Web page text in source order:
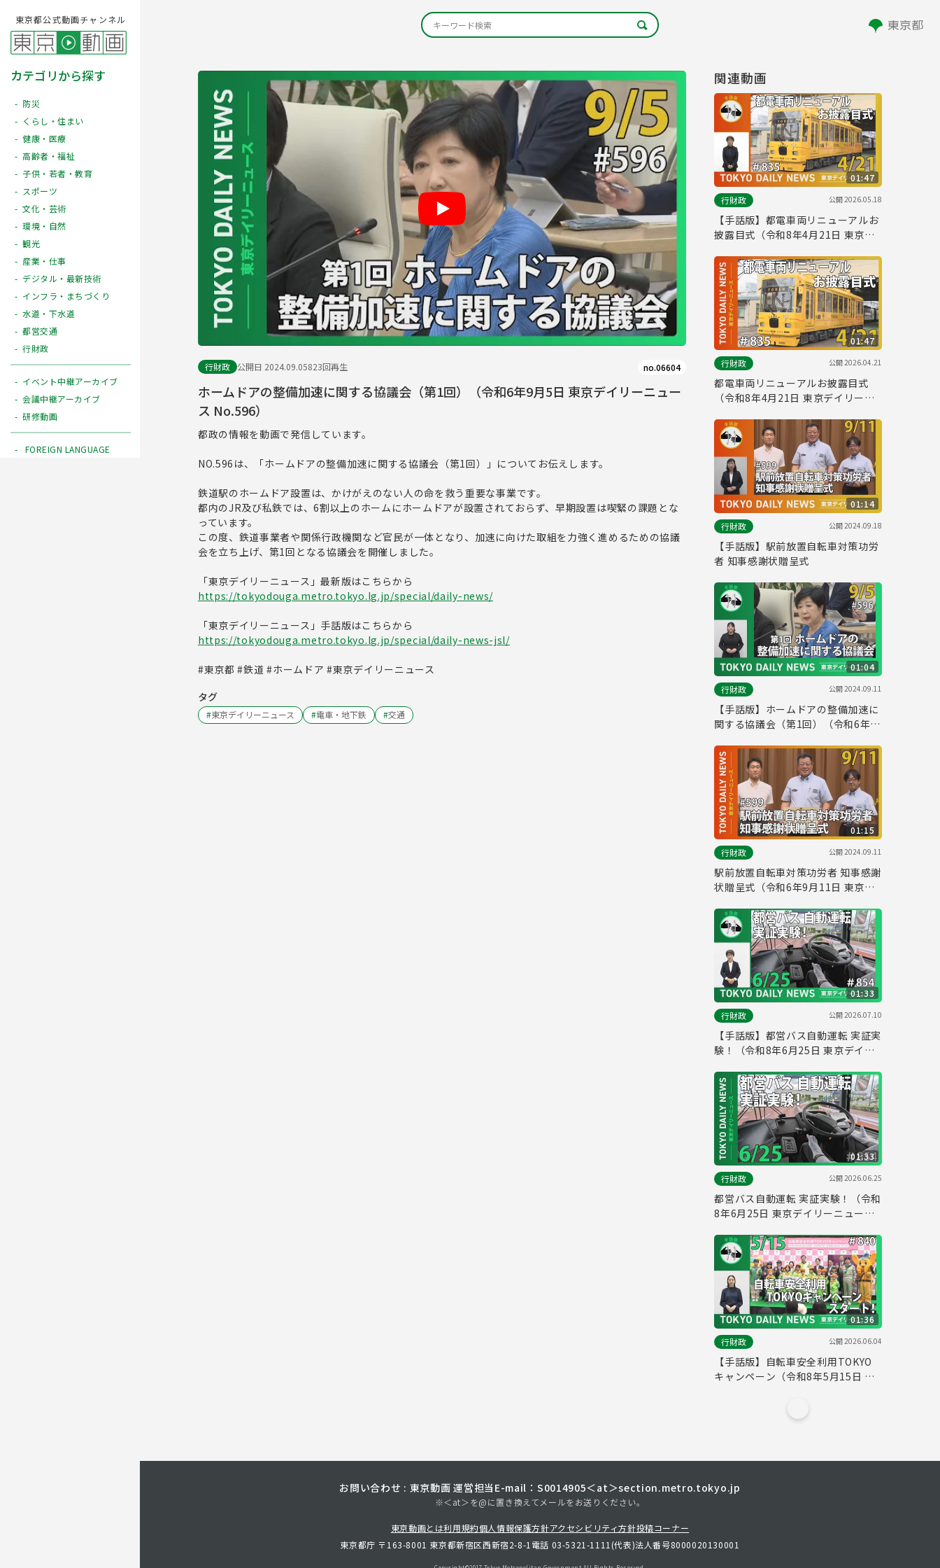
東京都公式動画チャンネル
カテゴリから探す
防災
くらし・住まい
健康・医療
高齢者・福祉
子供・若者・教育
スポーツ
文化・芸術
環境・自然
観光
産業・仕事
デジタル・最新技術
インフラ・まちづくり
水道・下水道
都営交通
行財政
イベント中継アーカイブ
会議中継アーカイブ
研修動画
FOREIGN LANGUAGE
Play
行財政 公開日 2024.09.05823回再生 no.06604
ホームドアの整備加速に関する協議会（第1回）（令和6年9月5日 東京デイリーニュー
ス No.596）
都政の情報を動画で発信しています。
NO.596は、「ホームドアの整備加速に関する協議会（第1回）」についてお伝えします。
鉄道駅のホームドア設置は、かけがえのない人の命を救う重要な事業です。
都内のJR及び私鉄では、6割以上のホームにホームドアが設置されておらず、早期設置は喫緊の課題とな
っています。
この度、鉄道事業者や関係行政機関など官民が一体となり、加速に向けた取組を力強く進めるための協議
会を立ち上げ、第1回となる協議会を開催しました。
「東京デイリーニュース」最新版はこちらから
https://tokyodouga.metro.tokyo.lg.jp/special/daily-news/
「東京デイリーニュース」手話版はこちらから
https://tokyodouga.metro.tokyo.lg.jp/special/daily-news-jsl/
#東京都 #鉄道 #ホームドア #東京デイリーニュース
タグ
#東京デイリーニュース #電車・地下鉄 #交通
関連動画
01:47
行財政
公開2026.05.18
【手話版】都電車両リニューアルお
披露目式（令和8年4月21日 東京デ
01:47
行財政
公開2026.04.21
都電車両リニューアルお披露目式
（令和8年4月21日 東京デイリーニ
01:14
行財政
公開2024.09.18
【手話版】駅前放置自転車対策功労
者 知事感謝状贈呈式
01:04
行財政
公開2024.09.11
【手話版】ホームドアの整備加速に
関する協議会（第1回）（令和6年9
No.596）
01:15
行財政
公開2024.09.11
駅前放置自転車対策功労者 知事感謝
状贈呈式（令和6年9月11日 東京デ
01:33
行財政
公開2026.07.10
【手話版】都営バス自動運転 実証実
験！（令和8年6月25日 東京デイリ
01:33
行財政
公開2026.06.25
都営バス自動運転 実証実験！（令和
8年6月25日 東京デイリーニュース
01:36
行財政
公開2026.06.04
【手話版】自転車安全利用TOKYO
キャンペーン（令和8年5月15日 東
お問い合わせ : 東京動画 運営担当 E-mail：S0014905＜at＞section.metro.tokyo.jp
※＜at＞を@に置き換えてメールをお送りください。
東京動画とは利用規約個人情報保護方針アクセシビリティ方針投稿コーナー
東京都庁 〒163-8001 東京都新宿区西新宿2-8-1 電話 03-5321-1111(代表)法人番号8000020130001